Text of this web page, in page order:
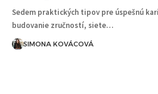
Sedem praktických tipov pre úspešnú
budovanie zručností, siete…
SIMONA KOVÁCOVÁ